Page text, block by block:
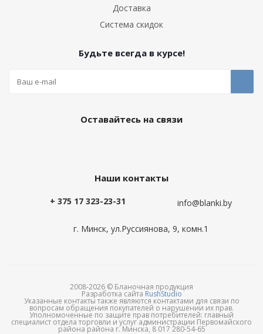
Доставка
Система скидок
Будьте всегда в курсе!
Оставайтесь на связи
Наши контакты
+ 375 17 323-23-31 info@blanki.by
г. Минск, ул.Руссиянова, 9, комн.1
2008-2026 © Бланочная продукция
Разработка сайта RushStudio
Указанные контакты также являются контактами для связи по
вопросам обращения покупателей о нарушении их прав.
Уполномоченные по защите прав потребителей: главный
специалист отдела торговли и услуг администрации Первомайского
района района г. Минска, 8 017 280-54-65